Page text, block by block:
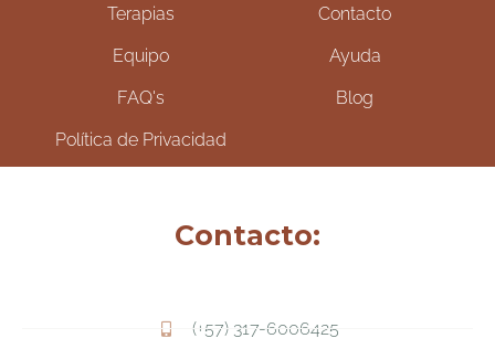
Terapias
Equipo
FAQ's
Política de Privacidad
Contacto
Ayuda
Blog
Contacto:
(+57) 317-6006425